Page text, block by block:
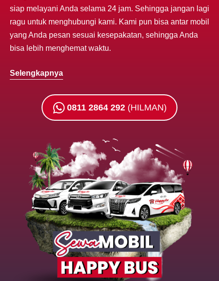
siap melayani Anda selama 24 jam. Sehingga jangan lagi
ragu untuk menghubungi kami. Kami pun bisa antar mobil
yang Anda pesan sesuai kesepakatan, sehingga Anda
bisa lebih menghemat waktu.
Selengkapnya
0811 2864 292 (HILMAN)